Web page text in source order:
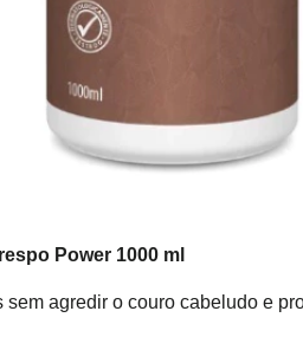
Power 1000 ml
agredir o couro cabeludo e